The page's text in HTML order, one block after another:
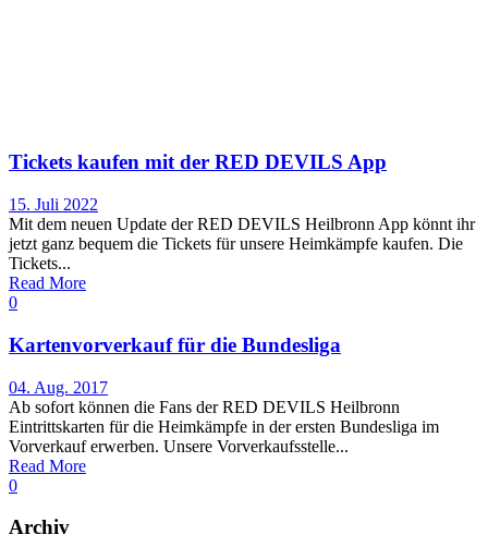
Tickets kaufen mit der RED DEVILS App
15. Juli 2022
Mit dem neuen Update der RED DEVILS Heilbronn App könnt ihr
jetzt ganz bequem die Tickets für unsere Heimkämpfe kaufen. Die
Tickets...
Read More
0
Kartenvorverkauf für die Bundesliga
04. Aug. 2017
Ab sofort können die Fans der RED DEVILS Heilbronn
Eintrittskarten für die Heimkämpfe in der ersten Bundesliga im
Vorverkauf erwerben. Unsere Vorverkaufsstelle...
Read More
0
Archiv